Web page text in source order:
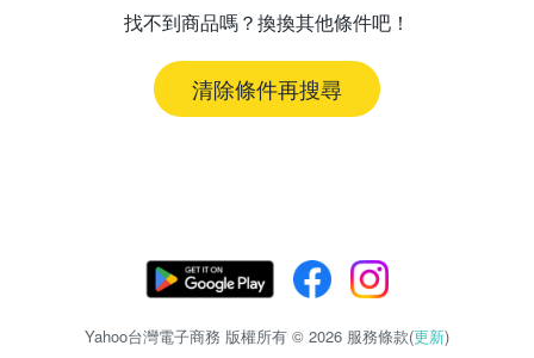
找不到商品嗎？換換其他條件吧！
清除條件再搜尋
Yahoo台灣電子商務 版權所有 © 2026 服務條款(更新)